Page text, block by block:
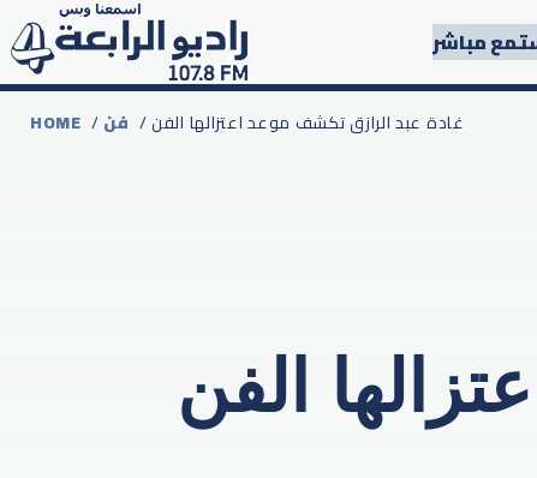
مباشر
HOME /فن / غادة عبد الرازق تكشف موعد اعتزالها الفن
الفن